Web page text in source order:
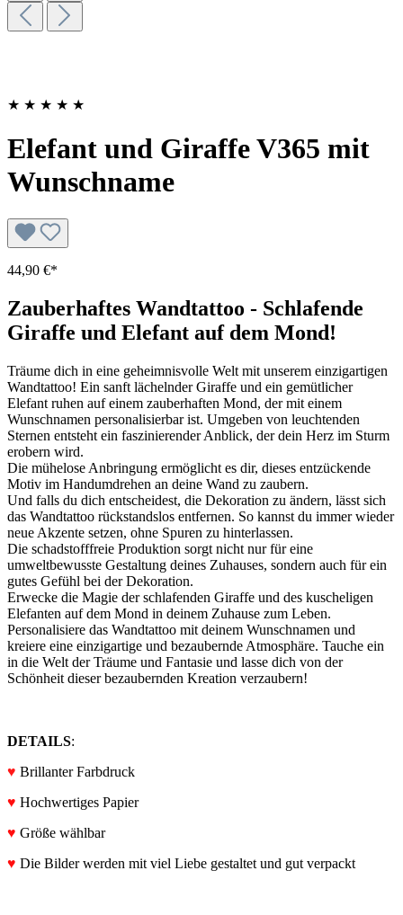
★ ★ ★ ★ ★
Elefant und Giraffe V365 mit
Wunschname
44,90 €*
Zauberhaftes Wandtattoo - Schlafende
Giraffe und Elefant auf dem Mond!
Träume dich in eine geheimnisvolle Welt mit unserem einzigartigen
Wandtattoo! Ein sanft lächelnder Giraffe und ein gemütlicher
Elefant ruhen auf einem zauberhaften Mond, der mit einem
Wunschnamen personalisierbar ist. Umgeben von leuchtenden
Sternen entsteht ein faszinierender Anblick, der dein Herz im Sturm
erobern wird.
Die mühelose Anbringung ermöglicht es dir, dieses entzückende
Motiv im Handumdrehen an deine Wand zu zaubern.
Und falls du dich entscheidest, die Dekoration zu ändern, lässt sich
das Wandtattoo rückstandslos entfernen. So kannst du immer wieder
neue Akzente setzen, ohne Spuren zu hinterlassen.
Die schadstofffreie Produktion sorgt nicht nur für eine
umweltbewusste Gestaltung deines Zuhauses, sondern auch für ein
gutes Gefühl bei der Dekoration.
Erwecke die Magie der schlafenden Giraffe und des kuscheligen
Elefanten auf dem Mond in deinem Zuhause zum Leben.
Personalisiere das Wandtattoo mit deinem Wunschnamen und
kreiere eine einzigartige und bezaubernde Atmosphäre. Tauche ein
in die Welt der Träume und Fantasie und lasse dich von der
Schönheit dieser bezaubernden Kreation verzaubern!
DETAILS:
♥ Brillanter Farbdruck
♥ Hochwertiges Papier
♥ Größe wählbar
♥ Die Bilder werden mit viel Liebe gestaltet und gut verpackt